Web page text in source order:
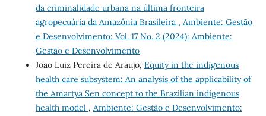
da criminalidade urbana na última fronteira
agropecuária da Amazônia Brasileira , Ambiente: Gestão
e Desenvolvimento: Vol. 17 No. 2 (2024): Ambiente:
Gestão e Desenvolvimento
Joao Luiz Pereira de Araujo, Equity in the indigenous
health care subsystem: An analysis of the applicability of
the Amartya Sen concept to the Brazilian indigenous
health model , Ambiente: Gestão e Desenvolvimento: